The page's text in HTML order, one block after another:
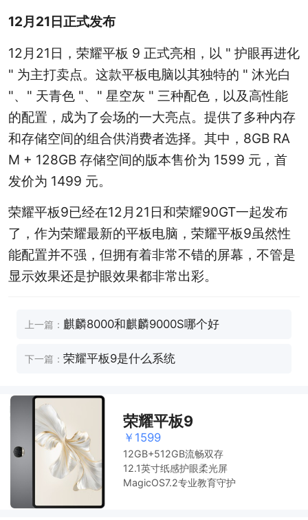
12月21日正式发布
12月21日，荣耀平板 9 正式亮相，以 " 护眼再进化
" 为主打卖点。这款平板电脑以其独特的 " 沐光白
"、" 天青色 "、" 星空灰 " 三种配色，以及高性能
的配置，成为了会场的一大亮点。提供了多种内存
和存储空间的组合供消费者选择。其中，8GB RA
M + 128GB 存储空间的版本售价为 1599 元，首
发价为 1499 元。
荣耀平板9已经在12月21日和荣耀90GT一起发布
了，作为荣耀最新的平板电脑，荣耀平板9虽然性
能配置并不强，但拥有着非常不错的屏幕，不管是
显示效果还是护眼效果都非常出彩。
上一篇： 麒麟8000和麒麟9000S哪个好
下一篇： 荣耀平板9是什么系统
荣耀平板9
￥1599
12GB+512GB流畅双存
12.1英寸纸感护眼柔光屏
MagicOS7.2专业教育守护